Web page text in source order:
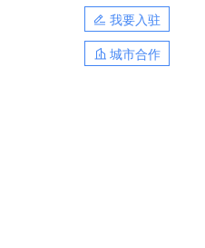
我要入驻
城市合作